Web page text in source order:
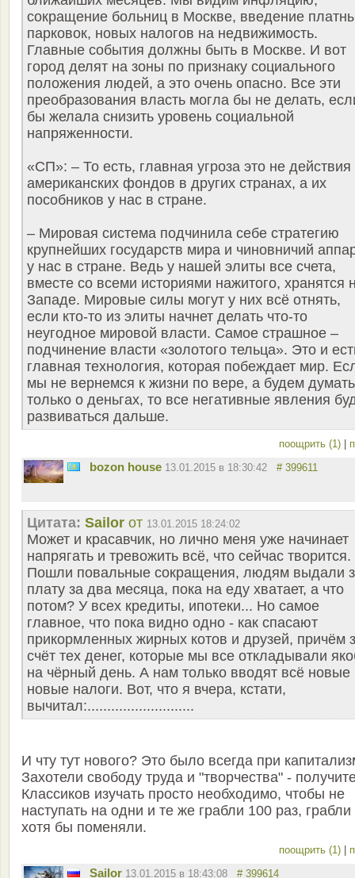
сокращение больниц в Москве, введение
парковок, новых налогов на недвижимость.
Главные события должны быть в Москве. И вот
город делят на зоны по признаку социального
положения людей, а это очень опасно. Все эти
преобразования власть могла бы не делать,
бы желала снизить уровень социальной
напряженности.
«СП»: – То есть, главная угроза это не действия
американских фондов в других странах, а их
пособников у нас в стране.
– Мировая система подчинила себе стратегию
крупнейших государств мира и чиновничий
у нас в стране. Ведь у нашей элиты все счета,
вместе со всеми историями нажитого, хранятся
Западе. Мировые силы могут у них всё отнять,
если кто-то из элиты начнет делать что-то
неугодное мировой власти. Самое страшное –
подчинение власти «золотого тельца». Это и
главная технология, которая побеждает мир.
мы не вернемся к жизни по вере, а будем думать
только о деньгах, то все негативные явления
развиваться дальше.
поощрить (1)
bozon house 13.01.2015 в 18:30:42 # 399611
Цитата: Sailor от 13.01.2015 18:24:02
Может и красавчик, но лично меня уже начинает
напрягать и тревожить всё, что сейчас творится.
Пошли повальные сокращения, людям выдали
плату за два месяца, пока на еду хватает, а что
потом? У всех кредиты, ипотеки... Но самое
главное, что пока видно одно - как спасают
прикормленных жирных котов и друзей, причём
счёт тех денег, которые мы все откладывали
на чёрный день. А нам только вводят всё новые
новые налоги. Вот, что я вчера, кстати,
вычитал:...........................
И чту тут нового? Это было всегда при
Захотели свободу труда и "творчества" -
Классиков изучать просто необходимо, чтобы не
наступать на одни и те же грабли 100 раз, грабли
хотя бы поменяли.
поощрить (1)
Sailor 13.01.2015 в 18:43:08 # 399614